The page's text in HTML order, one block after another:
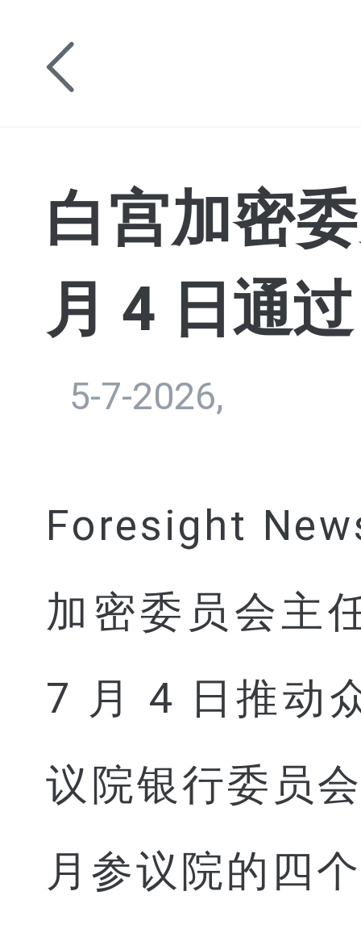
白宫加密
月 4 日通
5-7-2026,
Foresight
加密委员会主
7 月 4 日推动
议院银行委员
月参议院的四